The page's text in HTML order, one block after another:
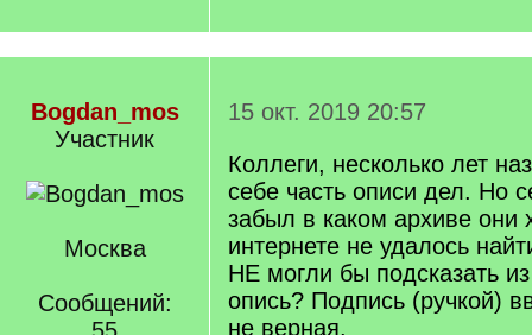
Bogdan_mos
Участник
Москва
Сообщений:
15 окт. 2019 20:57
Коллеги, несколько лет
себе часть описи дел. Но
забыл в каком архиве они
интернете не удалось
НЕ могли бы подсказать из
опись? Подпись (ручкой)
не верная.